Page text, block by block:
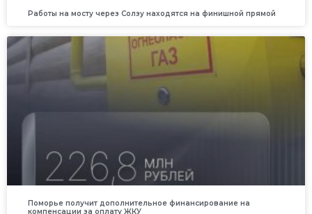
Работы на мосту через Солзу находятся на финишной прямой
Поморье получит дополнительное финансирование на
компенсации за оплату ЖКУ